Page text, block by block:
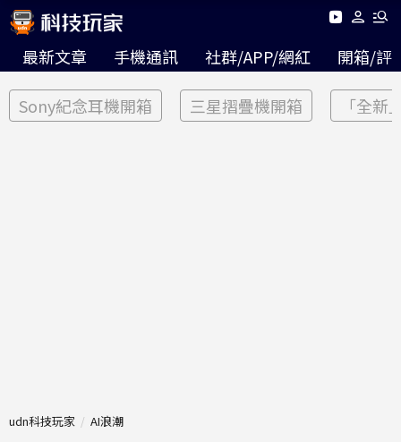
最新文章 手機通訊 社群/APP/網紅 開箱/評
Sony紀念耳機開箱 三星摺疊機開箱 「全新
udn科技玩家 AI浪潮